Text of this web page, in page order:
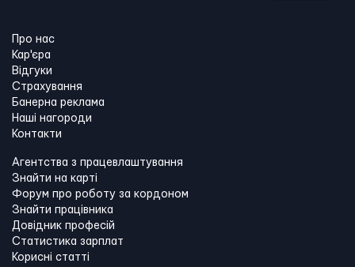
Про нас
Кар'єра
Відгуки
Страхування
Банерна реклама
Наші нагороди
Контакти
Агентства з працевлаштування
Знайти на карті
Форум про роботу за кордоном
Знайти працівника
Довідник професій
Статистика зарплат
Корисні статті